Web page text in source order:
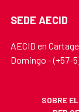
SEDE AECID
AECID en
Domingo - (+57-
SOBRE